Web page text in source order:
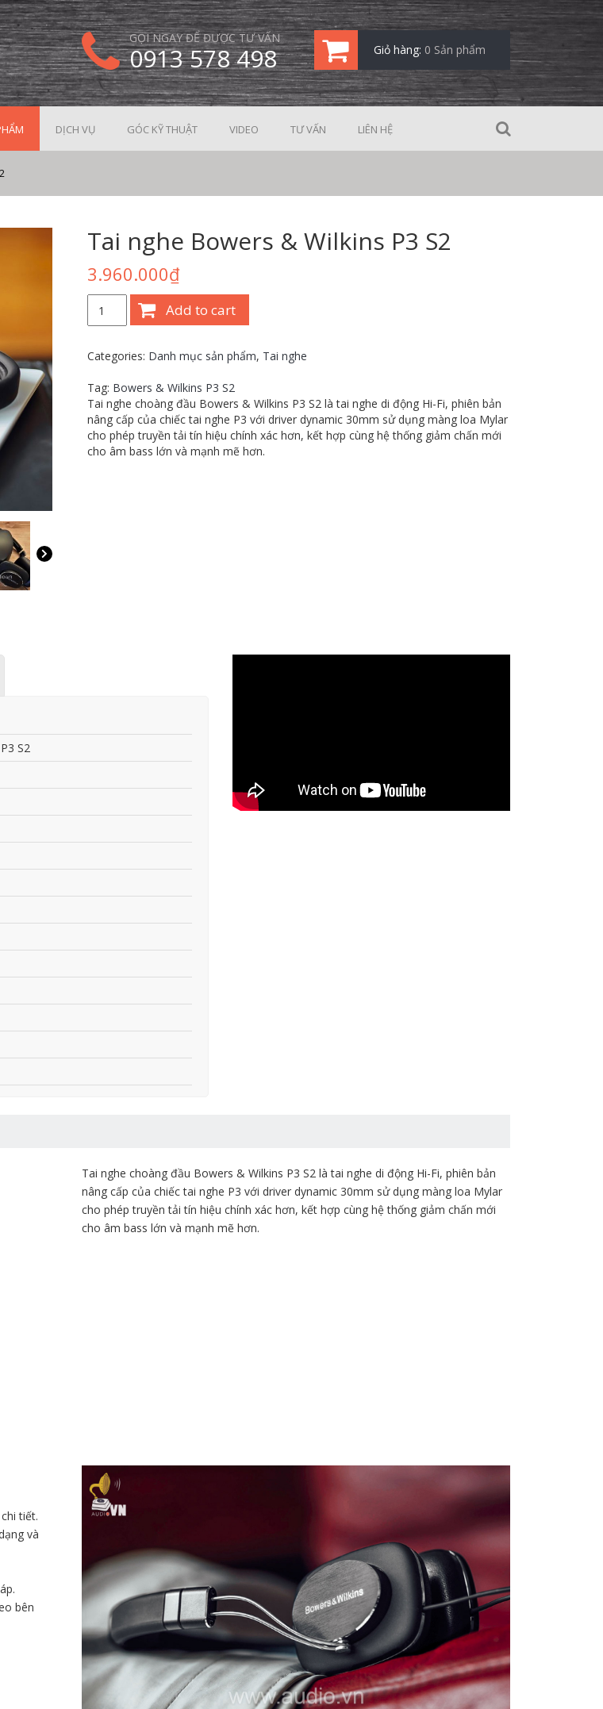
GỌI NGAY ĐỂ ĐƯỢC TƯ VẤN
0913 578 498 Giỏ hàng: 0 Sản phẩm
DỊCH VỤ GÓC KỸ THUẬT VIDEO TƯ VẤN LIÊN HỆ
Tai nghe Bowers & Wilkins P3 S2
3.960.000₫
nghe
&
Wilkins
P3
S2
quantity
Add to cart
Categories: Danh mục sản phẩm, Tai nghe
Tag: Bowers & Wilkins P3 S2
Tai nghe choàng đầu Bowers & Wilkins P3 S2 là tai nghe di động Hi-Fi, phiên bản
nâng cấp của chiếc tai nghe P3 với driver dynamic 30mm sử dụng màng loa Mylar
cho phép truyền tải tín hiệu chính xác hơn, kết hợp cùng hệ thống giảm chấn mới
cho âm bass lớn và mạnh mẽ hơn.
S2
Tai nghe choàng đầu Bowers & Wilkins P3 S2 là tai nghe di động Hi-Fi, phiên bản
nâng cấp của chiếc tai nghe P3 với driver dynamic 30mm sử dụng màng loa Mylar
cho phép truyền tải tín hiệu chính xác hơn, kết hợp cùng hệ thống giảm chấn mới
cho âm bass lớn và mạnh mẽ hơn.
tiết.
và
bên